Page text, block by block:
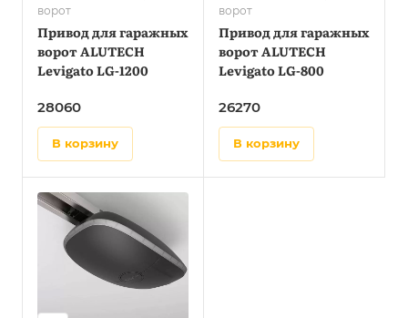
ворот
Привод для гаражных
ворот ALUTECH
Levigato LG-1200
28060
в корзину
ворот
Привод для гаражных
ворот ALUTECH
Levigato LG-800
26270
в корзину